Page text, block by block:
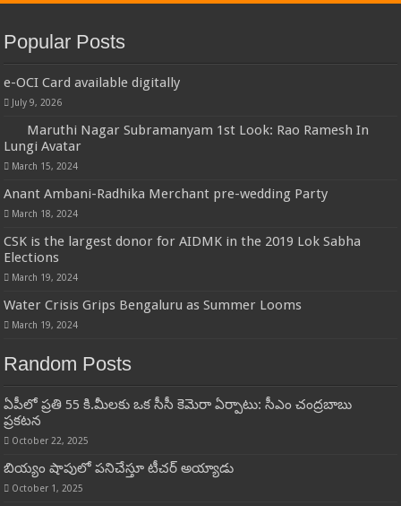
Popular Posts
e-OCI Card available digitally
July 9, 2026
Maruthi Nagar Subramanyam 1st Look: Rao Ramesh In
Lungi Avatar
March 15, 2024
Anant Ambani-Radhika Merchant pre-wedding Party
March 18, 2024
CSK is the largest donor for AIDMK in the 2019 Lok Sabha
Elections
March 19, 2024
Water Crisis Grips Bengaluru as Summer Looms
March 19, 2024
Random Posts
ఏపీలో ప్రతి 55 కి.మీలకు ఒక సీసీ కెమెరా ఏర్పాటు: సీఎం చంద్రబాబు
ప్రకటన
October 22, 2025
బియ్యం షాపులో పనిచేస్తూ టీచర్ అయ్యాడు
October 1, 2025